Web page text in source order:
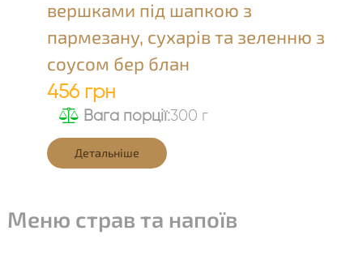
456 грн
Вага порції:300 г
Детальніше
Меню страв та напоїв